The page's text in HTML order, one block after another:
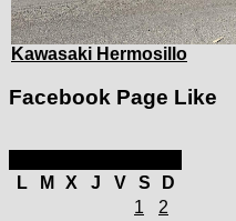
Kawasaki Hermosillo
Facebook Page Like
L
M X J V S
D
1
2